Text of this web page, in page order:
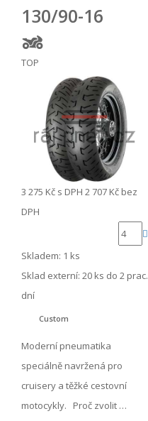
130/90-16
TOP
3 275 Kč s DPH 2 707 Kč bez
DPH
Skladem: 1 ks
Sklad externí: 20 ks do 2 prac.
dní
Custom
Moderní pneumatika
speciálně navržená pro
cruisery a těžké cestovní
motocykly. Proč zvolit …